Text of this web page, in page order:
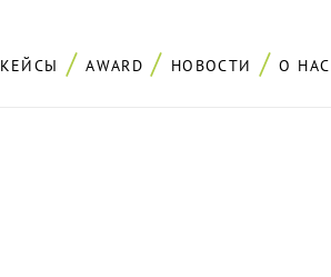
КЕЙСЫ AWARD НОВОСТИ О НАС